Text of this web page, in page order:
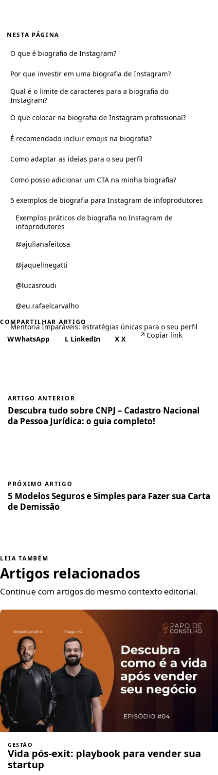
NESTA PÁGINA
O que é biografia de Instagram?
Por que investir em uma biografia de Instagram?
Qual é o limite de caracteres para a biografia do
Instagram?
O que colocar na biografia de Instagram profissional?
É recomendado incluir emojis na biografia?
Como adaptar as ideias para o seu perfil
Como posso adicionar um CTA na minha biografia?
5 exemplos de biografia para Instagram de infoprodutores
Exemplos práticos de biografia no Instagram de
infoprodutores
@ajulianafeitosa
@jaquelinegatti
@lucasroudi
@eu.rafaelcarvalho
Mentoria Imparáveis: estratégias únicas para o seu perfil
COMPARTILHAR ARTIGO
WWhatsApp L LinkedIn X X ↗ Copiar link
ARTIGO ANTERIOR
Descubra tudo sobre CNPJ – Cadastro Nacional
da Pessoa Jurídica: o guia completo!
PRÓXIMO ARTIGO
5 Modelos Seguros e Simples para Fazer sua Carta
de Demissão
LEIA TAMBÉM
Artigos relacionados
Continue com artigos do mesmo contexto editorial.
GESTÃO
Vida pós-exit: playbook para vender sua
startup